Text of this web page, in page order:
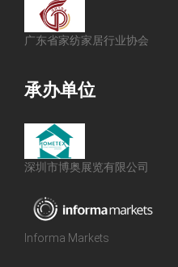
广东省家纺家居行业协会
承办单位
深圳市博奥展览有限公司
Informa Markets